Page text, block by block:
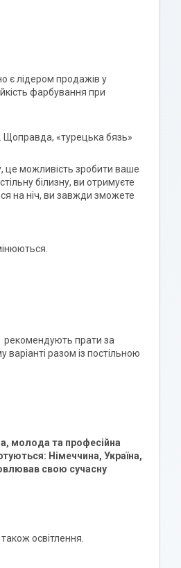
є лідером продажів у
фарбування при
Щоправда, «турецька бязь»
це можливість зробити ваше
білизну, ви отримуєте
на ніч, ви завжди зможете
рекомендують прати за
разом із постільною
молода та професійна
Німеччина, Україна,
свою сучасну
освітлення.